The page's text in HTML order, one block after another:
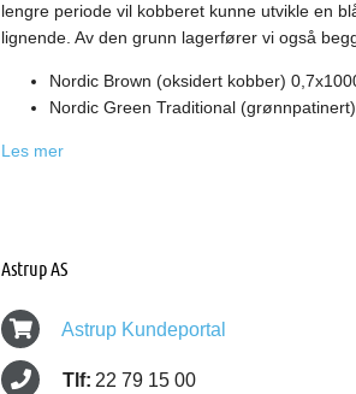
lengre periode vil kobberet kunne utvikle en
lignende. Av den grunn lagerfører vi også
Nordic Brown (oksidert kobber)
Nordic Green Traditional
Les mer
Astrup AS
Astrup Kundeportal
Tlf: 22 79 15 00